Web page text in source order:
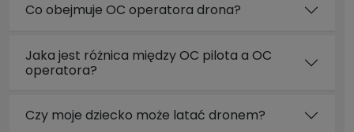
Co obejmuje OC operatora drona?
Jaka jest różnica między OC pilota a OC
operatora?
Czy moje dziecko może latać dronem?